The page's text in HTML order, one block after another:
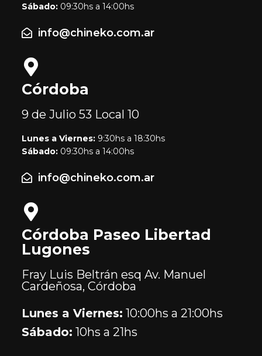
Sábado: 09:30hs a 14:00hs
info@chineko.com.ar
Córdoba
9 de Julio 53 Local 10
Lunes a Viernes: 9:30hs a 18:30hs
Sábado: 09:30hs a 14:00hs
info@chineko.com.ar
Córdoba Paseo Libertad
Lugones
Fray Luis Beltrán esq Av. Manuel
Cardeñosa, Córdoba
Lunes a Viernes: 10:00hs a 21:00hs
Sábado: 10hs a 21hs